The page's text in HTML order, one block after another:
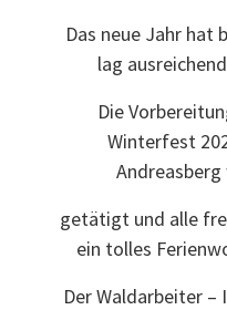
Das neue Jahr hat
lag
Die
Winterfest
Andreasberg
getätigt und alle
ein tolles
Der Waldarbeiter